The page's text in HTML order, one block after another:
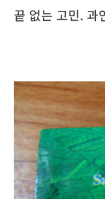
끝 없는 고민. 과